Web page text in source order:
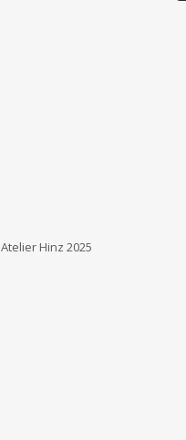
Atelier Hinz 2025